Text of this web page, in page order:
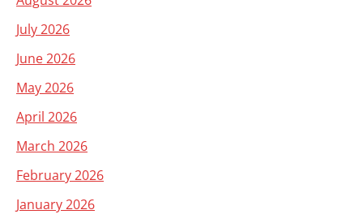
July 2026
June 2026
May 2026
April 2026
March 2026
February 2026
January 2026